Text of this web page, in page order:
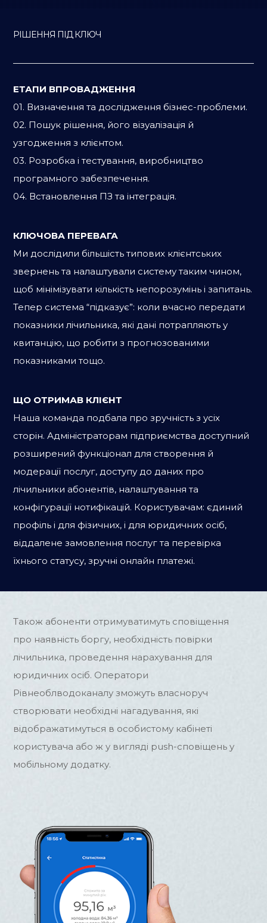
РІШЕННЯ ПІД КЛЮЧ
ЕТАПИ ВПРОВАДЖЕННЯ
01. Визначення та дослідження бізнес-проблеми.
02. Пошук рішення, його візуалізація й
узгодження з клієнтом.
03. Розробка і тестування, виробництво
програмного забезпечення.
04. Встановлення ПЗ та інтеграція.
КЛЮЧОВА ПЕРЕВАГА
Ми дослідили більшість типових клієнтських
звернень та налаштували систему таким чином,
щоб мінімізувати кількість непорозумінь і запитань.
Тепер система “підказує”: коли вчасно передати
показники лічильника, які дані потрапляють у
квитанцію, що робити з прогнозованими
показниками тощо.
ЩО ОТРИМАВ КЛІЄНТ
Наша команда подбала про зручність з усіх
сторін. Адміністраторам підприємства доступний
розширений функціонал для створення й
модерації послуг, доступу до даних про
лічильники абонентів, налаштування та
конфігурації нотифікацій. Користувачам: єдиний
профіль і для фізичних, і для юридичних осіб,
віддалене замовлення послуг та перевірка
їхнього статусу, зручні онлайн платежі.
Також абоненти отримуватимуть сповіщення
про наявність боргу, необхідність повірки
лічильника, проведення нарахування для
юридичних осіб. Оператори
Рівнеоблводоканалу зможуть власноруч
створювати необхідні нагадування, які
відображатимуться в особистому кабінеті
користувача або ж у вигляді push-сповіщень у
мобільному додатку.